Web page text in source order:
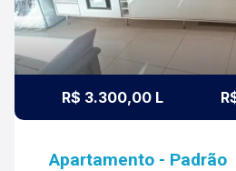
R$ 3.300,00 L
Apartamento - Padrão